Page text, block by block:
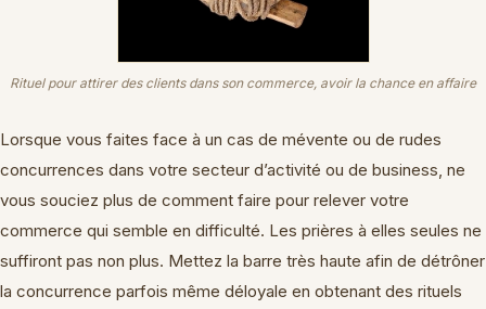
Rituel pour attirer des clients dans son commerce, avoir la chance en affaire
Lorsque vous faites face à un cas de mévente ou de rudes
concurrences dans votre secteur d’activité ou de business, ne
vous souciez plus de comment faire pour relever votre
commerce qui semble en difficulté. Les prières à elles seules ne
suffiront pas non plus. Mettez la barre très haute afin de détrôner
la concurrence parfois même déloyale en obtenant des rituels